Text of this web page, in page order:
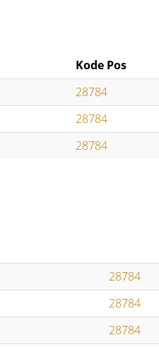
Kode Pos
28784
28784
28784
28784
28784
28784